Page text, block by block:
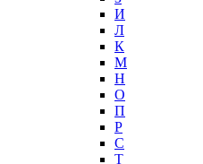
И
Л
К
М
Н
О
П
Р
С
Т